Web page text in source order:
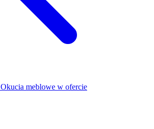
Okucia meblowe w ofercie